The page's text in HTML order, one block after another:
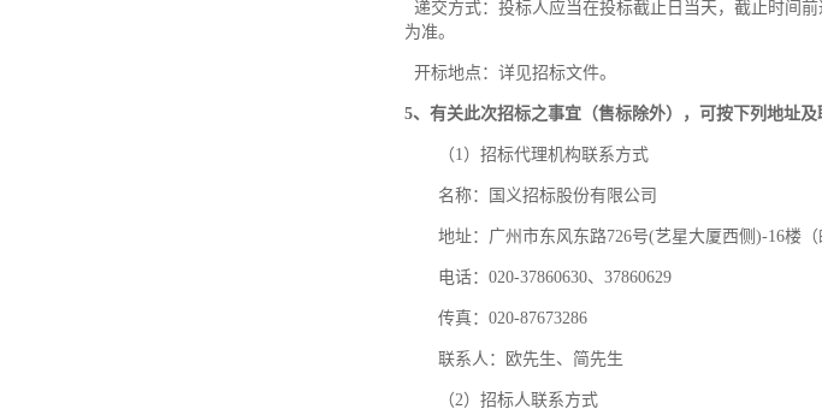
递交方式：投标人应当在投标截止日当天，截止时间
为准。
开标地点：详见招标文件。
5、有关此次招标之事宜（售标除外），可按下列地址及
（1）招标代理机构联系方式
名称：国义招标股份有限公司
地址：广州市东风东路726号(艺星大厦西侧)-16楼（
电话： 020-37860630、37860629
传真： 020-87673286
联系人：欧先生、简先生
（2）招标人联系方式